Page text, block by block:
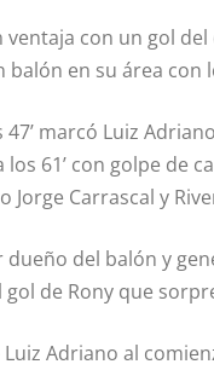
ventaja con un gol
en su área con
marcó Luiz
61’ con golpe de
Jorge Carrascal y
del balón y
de Rony que
Adriano al